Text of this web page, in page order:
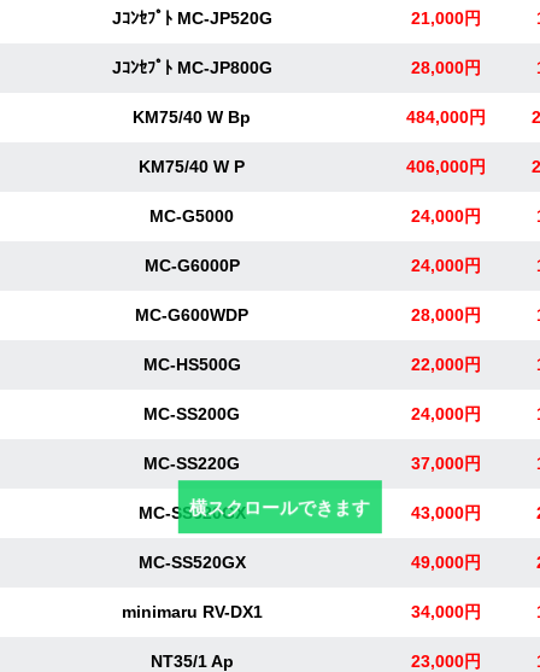
Jｺﾝｾﾌﾟﾄ MC-JP520G 21,000円
Jｺﾝｾﾌﾟﾄ MC-JP800G 28,000円
KM75/40 W Bp 484,000円
KM75/40 W P 406,000円
MC-G5000 24,000円
MC-G6000P 24,000円
MC-G600WDP 28,000円
MC-HS500G 22,000円
MC-SS200G 24,000円
MC-SS220G 37,000円
MC-SS320GX 43,000円
MC-SS520GX 49,000円
minimaru RV-DX1 34,000円
NT35/1 Ap 23,000円
横スクロールできます